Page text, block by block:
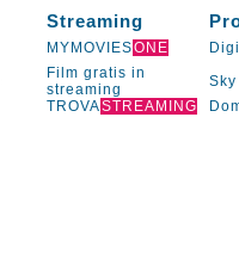
Streaming
MYMOVIESONE
Film gratis in
streaming
Sky
TROVASTREAMING